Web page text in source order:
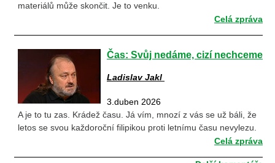
materiálů může skončit. Je to venku.
Celá zpráva
Čas: Svůj nedáme, cizí nechceme
Ladislav Jakl
3.duben 2026
A je to tu zas. Krádež času. Já vím, mnozí z vás se už báli, že
letos se svou každoroční filipikou proti letnímu času nevylezu.
Celá zpráva